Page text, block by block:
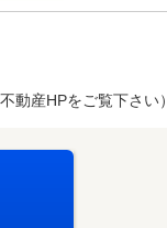
産HPをご覧下さい）